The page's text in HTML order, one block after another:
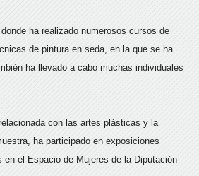
ha realizado numerosos cursos de
de pintura en seda, en la que se ha
ha llevado a cabo muchas individuales
con las artes plásticas y la
ha participado en exposiciones
el Espacio de Mujeres de la Diputación